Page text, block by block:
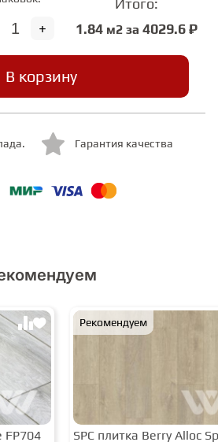
ТРАВА
МОДУЛЬ
SWF
+
Итого:
1.84м2 за 4029.6 ₽
В корзину
Гарантия качества
FP704
Рекомендуем
SPC плитка Berry Alloc